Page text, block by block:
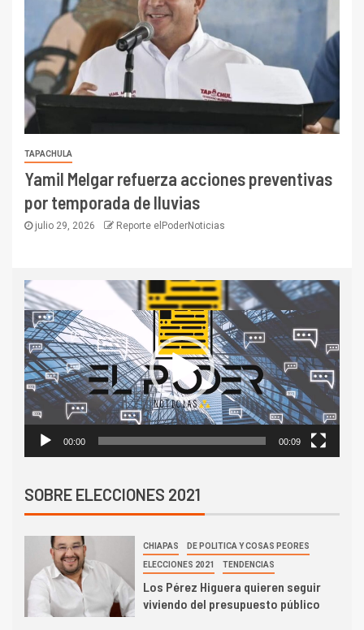
TAPACHULA
Yamil Melgar refuerza acciones preventivas
por temporada de lluvias
julio 29, 2026 Reporte elPoderNoticias
Reproductor
de
vídeo
00:00 00:09
SOBRE ELECCIONES 2021
CHIAPAS DE POLITICA Y COSAS PEORES
ELECCIONES 2021 TENDENCIAS
Los Pérez Higuera quieren seguir
viviendo del presupuesto público